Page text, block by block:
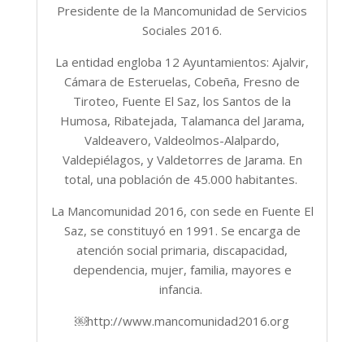
Presidente de la Mancomunidad de Servicios
Sociales 2016.
La entidad engloba 12 Ayuntamientos: Ajalvir,
Cámara de Esteruelas, Cobeña, Fresno de
Tiroteo, Fuente El Saz, los Santos de la
Humosa, Ribatejada, Talamanca del Jarama,
Valdeavero, Valdeolmos-Alalpardo,
Valdepiélagos, y Valdetorres de Jarama. En
total, una población de 45.000 habitantes.
La Mancomunidad 2016, con sede en Fuente El
Saz, se constituyó en 1991. Se encarga de
atención social primaria, discapacidad,
dependencia, mujer, familia, mayores e
infancia.
￼http://www.mancomunidad2016.org